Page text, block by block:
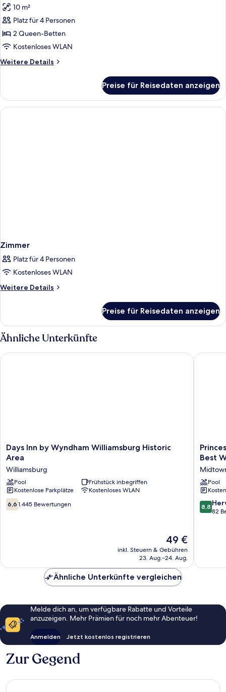
für
2
Queen
Beds
Nonsmoking
anzeigen
10 m²
Platz für 4 Personen
2 Queen-Betten
Kostenloses WLAN
Weitere Details
Weitere
Queen
Beds
Nonsmoking
Preise für Reisedaten anzeigen
Zimmer
Platz für 4 Personen
Kostenloses WLAN
Weitere Details
Weitere
Preise für Reisedaten anzeigen
Ähnliche Unterkünfte
Days
Inn
Wyndham
Williamsburg
Historic
Area
Williamsburg
Days Inn by Wyndham Williamsburg Historic
Area
Williamsburg
Pool
Frühstück inbegriffen
Kostenlose Parkplätze
Kostenloses WLAN
6.6
von
6,6 1.445 Bewertungen
Der
Preis
beträgt
49 €
inkl. Steuern & Gebühren
23. Aug.–24. Aug.
Days Inn by Wyndham Williamsburg Historic Area
Princess
Anne
by
Best
Western
Best
Pool
8.8
von
8,8
82
Ähnliche Unterkünfte vergleichen
Melde dich an, um verfügbare Rabatte und Vorteile
anzuzeigen. Mehr Prämien für noch mehr Abenteuer!
Anmelden Jetzt kostenlos registrieren
Zur Gegend